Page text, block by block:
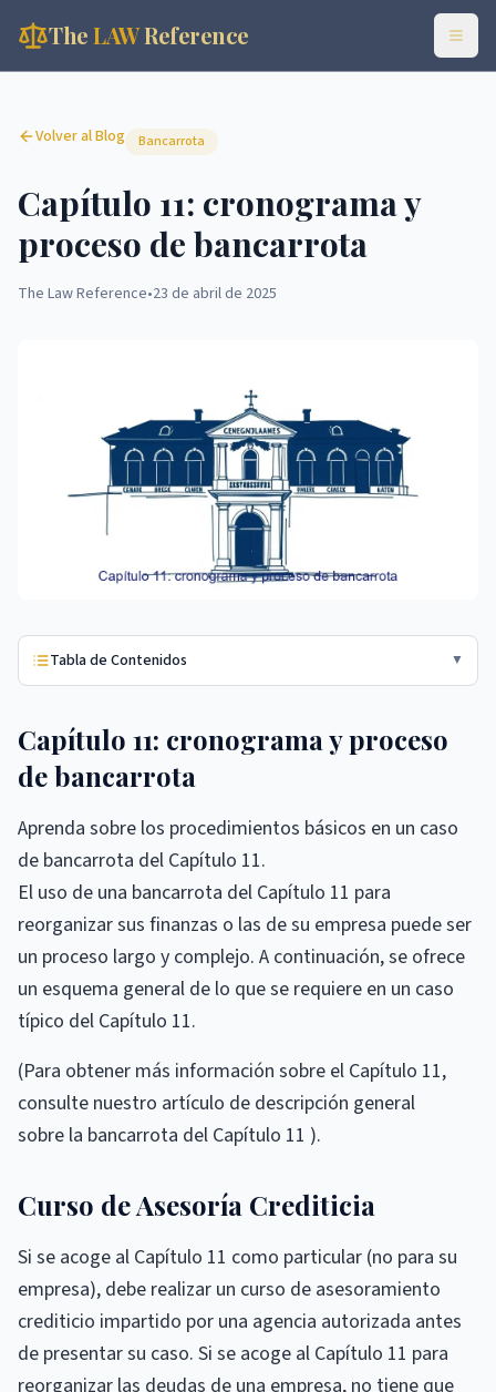
TheLAWReference
Volver al Blog Bancarrota
Capítulo 11: cronograma y
proceso de bancarrota
The Law Reference•23 de abril de 2025
Tabla de Contenidos ▼
Capítulo 11: cronograma y proceso
de bancarrota
Aprenda sobre los procedimientos básicos en un caso
de bancarrota del Capítulo 11.
El uso de una bancarrota del Capítulo 11 para
reorganizar sus finanzas o las de su empresa puede ser
un proceso largo y complejo. A continuación, se ofrece
un esquema general de lo que se requiere en un caso
típico del Capítulo 11.
(Para obtener más información sobre el Capítulo 11,
consulte nuestro artículo de descripción general
sobre la bancarrota del Capítulo 11 ).
Curso de Asesoría Crediticia
Si se acoge al Capítulo 11 como particular (no para su
empresa), debe realizar un curso de asesoramiento
crediticio impartido por una agencia autorizada antes
de presentar su caso. Si se acoge al Capítulo 11 para
reorganizar las deudas de una empresa, no tiene que